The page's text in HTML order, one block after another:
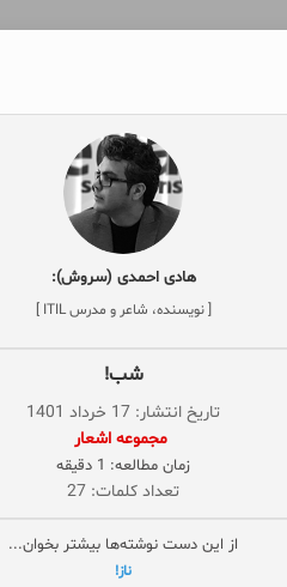
هادی احمدی (سروش):
[ نویسنده، شاعر و مدرس ITIL ]
شب!
تاریخ انتشار: 17 خرداد 1401
‌ مجموعه اشعار
زمان مطالعه: 1 دقیقه
تعداد کلمات: 27
از این دست نوشته‌ها بیشتر بخوان...
ناز!